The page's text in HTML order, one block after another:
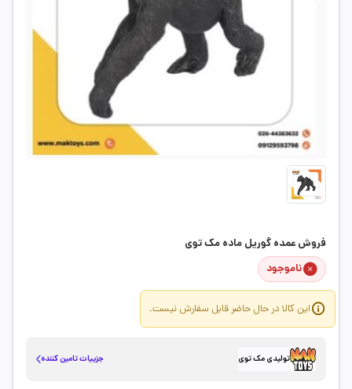
فروش عمده گوریل ماده مک توی
ناموجود
این کالا در حال حاضر قابل سفارش نیست.
تولیدی مک توی جزییات تامین کننده